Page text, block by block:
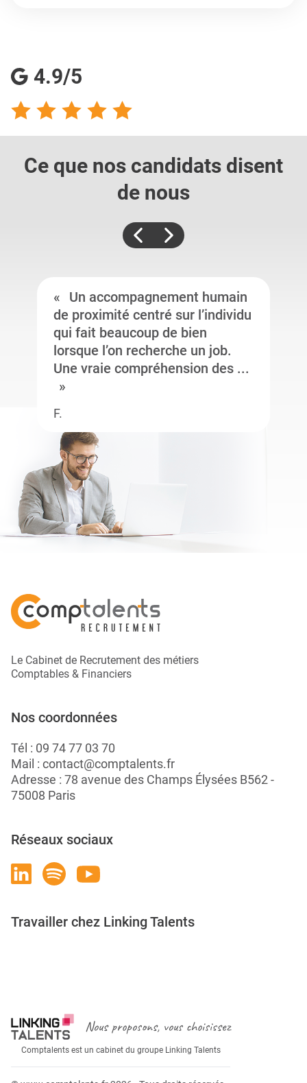
4.9/5
Ce que nos candidats disent
de nous
Un accompagnement humain
de proximité centré sur l’individu
qui fait beaucoup de bien
lorsque l’on recherche un job.
Une vraie compréhension des ...
F.
Le Cabinet de Recrutement des métiers
Comptables & Financiers
Nos coordonnées
Tél : 09 74 77 03 70
Mail : contact@comptalents.fr
Adresse : 78 avenue des Champs Élysées B562 -
75008 Paris
Réseaux sociaux
Travailler chez Linking Talents
Nous proposons, vous choisissez
Comptalents est un cabinet du groupe Linking Talents